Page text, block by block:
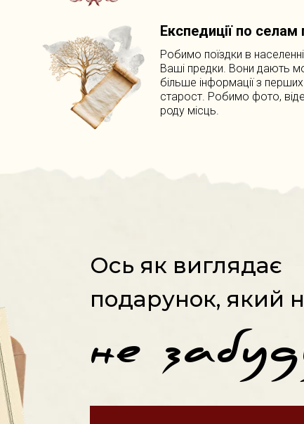
Експедиції по селам
Робимо поїздки в
Ваші предки. Вони дають
більше інформації з
старост. Робимо фото,
роду місць.
Ось як виглядає
подарунок, який ніколи
не забудуть